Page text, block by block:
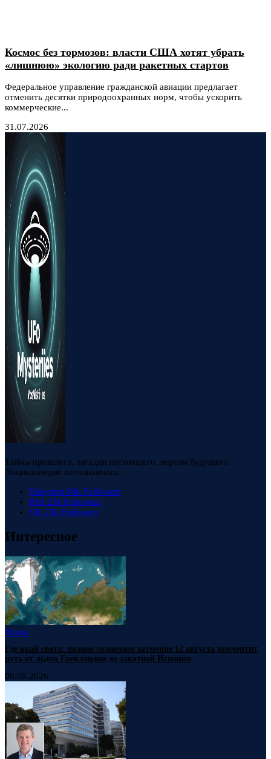
Космос без тормозов: власти США хотят убрать
«лишнюю» экологию ради ракетных стартов
Федеральное управление гражданской авиации предлагает
отменить десятки природоохранных норм, чтобы ускорить
коммерческие...
31.07.2026
Тайны прошлого, загадки настоящего, версии будущего.
Энциклопедия непознанного.
Telegram 88k Followers
RSS 23k Followers
VK 23k Followers
Интересное
Наука
Где край света: полное солнечное затмение 12 августа прочертит
путь от льдов Гренландии до закатной Испании
06.08.2026